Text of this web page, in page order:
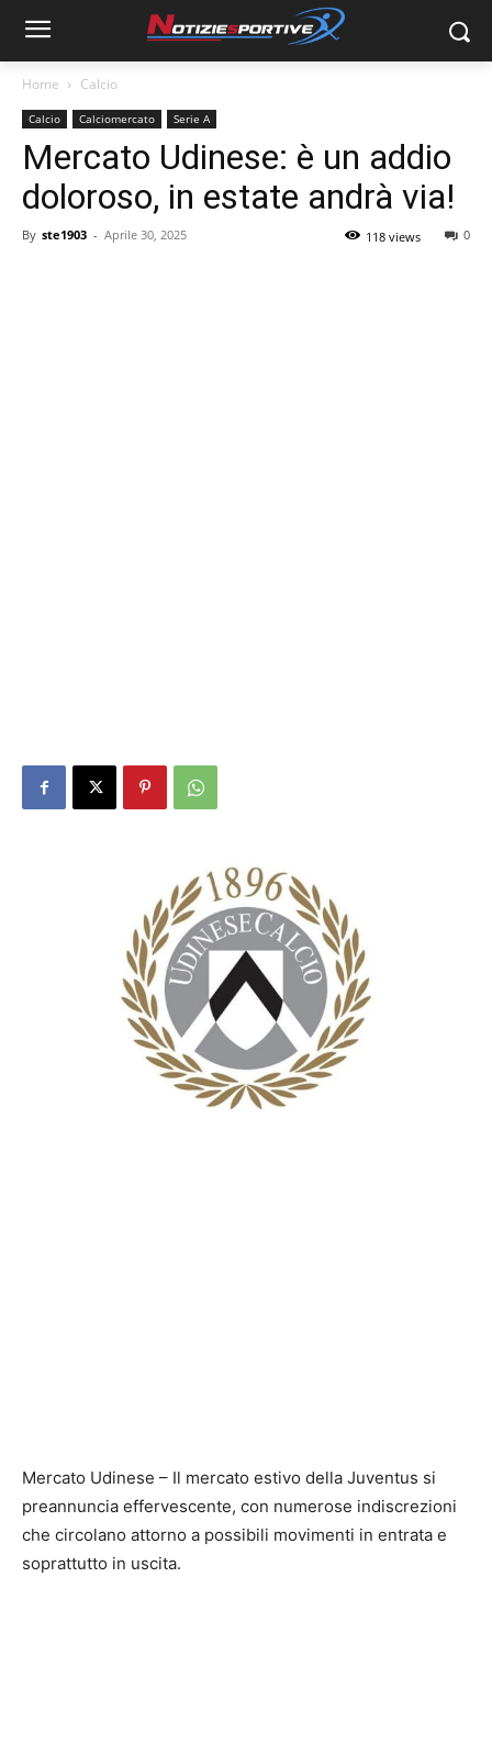
Home Calcio
Calcio Calciomercato Serie A
Mercato Udinese: è un addio
doloroso, in estate andrà via!
By ste1903 - Aprile 30, 2025 0
118 views
Mercato Udinese – Il mercato estivo della Juventus si
preannuncia effervescente, con numerose indiscrezioni
che circolano attorno a possibili movimenti in entrata e
soprattutto in uscita.